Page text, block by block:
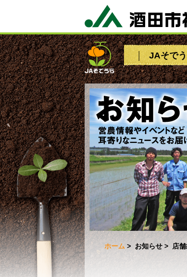
JAそで
ホーム > お知らせ > 店舗